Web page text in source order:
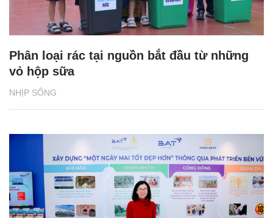
NHỊP SỐNG
Phân loại rác tại nguồn bắt đầu từ những
vỏ hộp sữa